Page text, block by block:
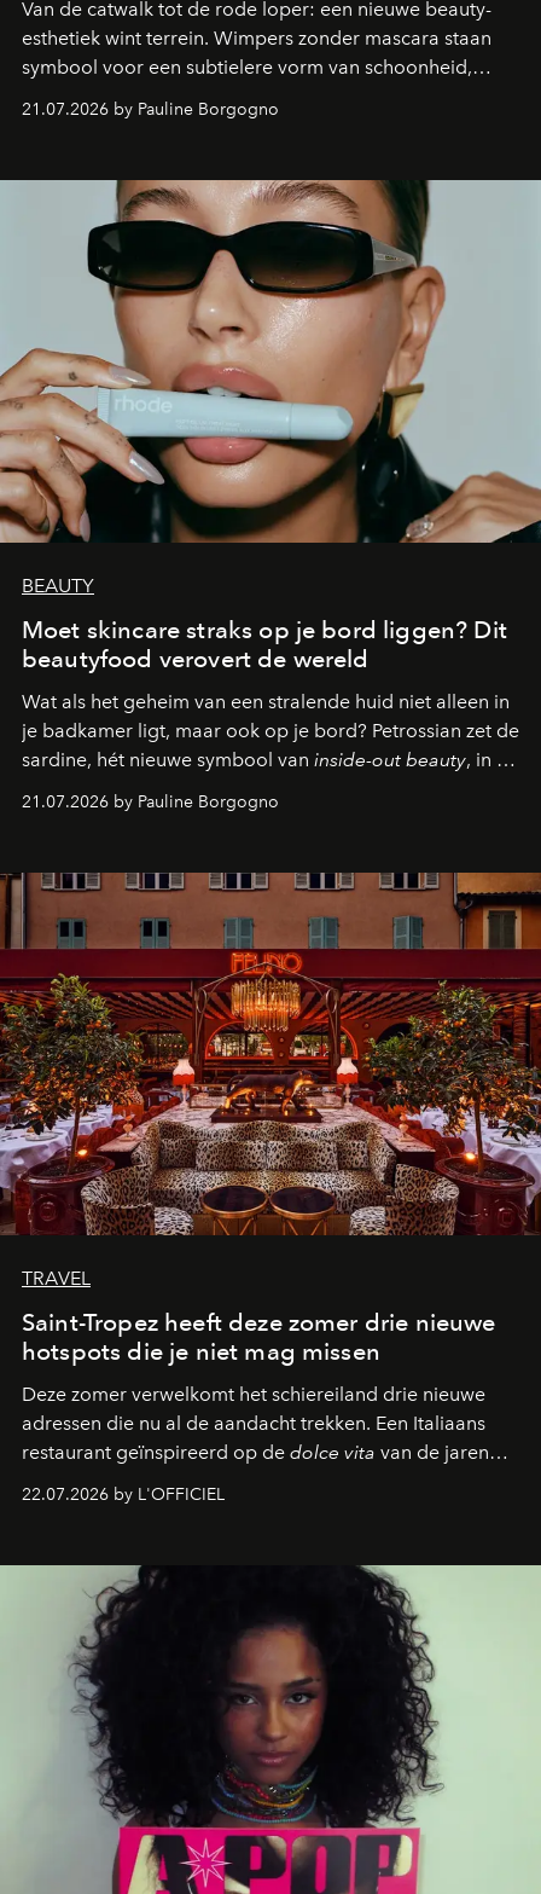
Van de catwalk tot de rode loper: een nieuwe beauty-
esthetiek wint terrein. Wimpers zonder mascara staan
symbool voor een subtielere vorm van schoonheid,
aan make-up.
21.07.2026 by Pauline Borgogno
BEAUTY
Moet skincare straks op je bord liggen? Dit
beautyfood verovert de wereld
Wat als het geheim van een stralende huid niet alleen in
je badkamer ligt, maar ook op je bord? Petrossian zet de
sardine, hét nieuwe symbool van inside-out beauty, in de
21.07.2026 by Pauline Borgogno
TRAVEL
Saint-Tropez heeft deze zomer drie nieuwe
hotspots die je niet mag missen
Deze zomer verwelkomt het schiereiland drie nieuwe
adressen die nu al de aandacht trekken. Een Italiaans
restaurant geïnspireerd op de dolce vita van de jaren
verandert in een bruisende ontmoetingsplek en de
neerstrijkt in Saint-Tropez. Dit zijn de nieuwe adressen
die deze zomer de toon zetten, van lange lunches tot
zwoele nachten.
22.07.2026 by L'OFFICIEL